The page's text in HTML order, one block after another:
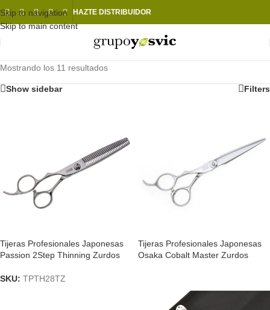
Skip to navigation
Skip to main content
HAZTE DISTRIBUIDOR
Mostrando los 11 resultados
Show sidebar Filters
Tijeras Profesionales Japonesas
Passion 2Step Thinning Zurdos
SKU: TPTH28TZ
Tijeras Profesionales Japonesas
Osaka Cobalt Master Zurdos